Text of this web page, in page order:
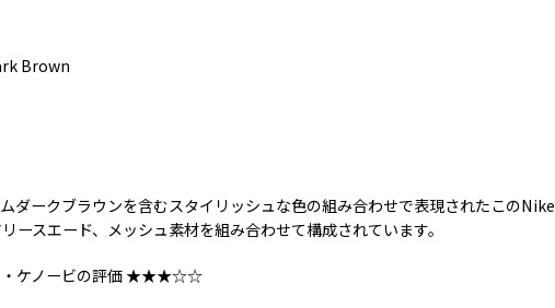
Brown
ダークブラウンを含むスタイリッシュな色の組み合わせで表現されたこのNike
スエード、メッシュ素材を組み合わせて構成されています。
・ケノービの評価 ★★★☆☆